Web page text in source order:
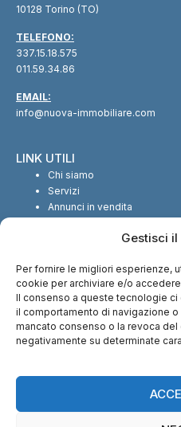
Gestisci
Per fornire le migliori esperienze,
cookie per archiviare e/o
Il consenso a queste tecnologie
il comportamento di navigazione o
mancato consenso o la revoca
negativamente su determinate
10128 Torino (TO)
TELEFONO:
337.15.18.575
011.59.34.86
EMAIL:
info@nuova-immobiliare.com
LINK UTILI
Chi siamo
Servizi
Annunci in vendita
SEGUICI SUI SOCIAL
CI TROVI